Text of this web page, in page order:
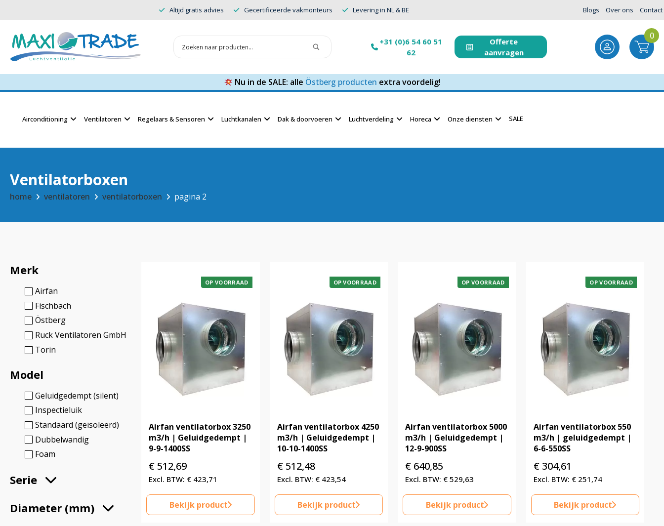
Altijd gratis advies Gecertificeerde vakmonteurs Levering in NL & BE Blogs Over ons Contact
+31 (0)6 54 60 51
62
Offerte
aanvragen
0
Nu in de SALE: alle Östberg producten extra voordelig!
Airconditioning Ventilatoren Regelaars & Sensoren Luchtkanalen Dak & doorvoeren Luchtverdeling Horeca Onze diensten SALE
Ventilatorboxen
home ventilatoren ventilatorboxen pagina 2
Merk
Airfan
Fischbach
Östberg
Ruck Ventilatoren GmbH
Torin
Model
Geluidgedempt (silent)
Inspectieluik
Standaard (geïsoleerd)
Dubbelwandig
Foam
Serie
Diameter (mm)
OP VOORRAAD
Airfan ventilatorbox 3250
m3/h | Geluidgedempt |
9-9-1400SS
€ 512,69
€ 423,71
Bekijk product
OP VOORRAAD
Airfan ventilatorbox 4250
m3/h | Geluidgedempt |
10-10-1400SS
€512,48
€423,54
Bekijk product
OP VOORRAAD
Airfan ventilatorbox 5000
m3/h | Geluidgedempt |
12-9-900SS
€ 640,85
€ 529,63
Bekijk product
OP VOORRAAD
Airfan ventilatorbox 550
m3/h | geluidgedempt |
6-6-550SS
€304,61
€251,74
Bekijk product